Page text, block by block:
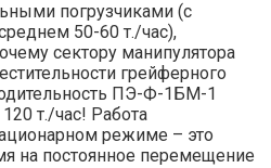
погрузчиками (с
50-60 т./час),
сектору манипулятора
грейферного
ПЭ-Ф-1БМ-1
т./час! Работа
режиме – это
на постоянное перемещение